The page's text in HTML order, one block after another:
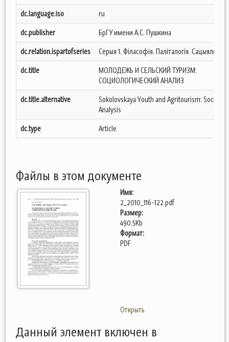
dc.language.iso
ru
dc.publisher
БрГУ имени А.С. Пушкина
dc.relation.ispartofseries
Серыя 1. Філасофія. Паліталогія. Сацыялогія;
dc.title
МОЛОДЕЖЬ И СЕЛЬСКИЙ ТУРИЗМ:
СОЦИОЛОГИЧЕСКИЙ АНАЛИЗ
dc.title.alternative
Sokolovskaya Youth and Agritourism:
Analysis
dc.type
Article
Файлы в этом документе
Имя:
2_2010_116-122.pdf
Размер:
490.5Kb
Формат:
PDF
Открыть
Данный элемент включен в